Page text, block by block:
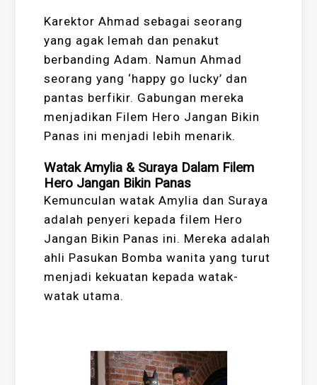
Karektor Ahmad sebagai seorang
yang agak lemah dan penakut
berbanding Adam. Namun Ahmad
seorang yang ‘happy go lucky’ dan
pantas berfikir. Gabungan mereka
menjadikan Filem Hero Jangan Bikin
Panas ini menjadi lebih menarik.
Watak Amylia & Suraya Dalam Filem
Hero Jangan Bikin Panas
Kemunculan watak Amylia dan Suraya
adalah penyeri kepada filem Hero
Jangan Bikin Panas ini. Mereka adalah
ahli Pasukan Bomba wanita yang turut
menjadi kekuatan kepada watak-
watak utama.